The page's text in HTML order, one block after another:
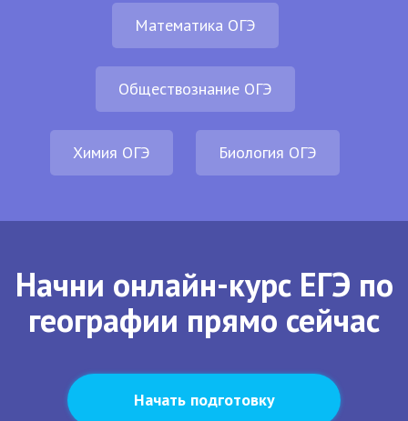
Математика ОГЭ
Обществознание ОГЭ
Химия ОГЭ Биология ОГЭ
Начни онлайн-курс ЕГЭ по
географии прямо сейчас
Начать подготовку